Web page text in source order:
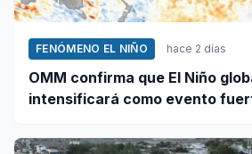
FENÓMENO EL NIÑO hace 2 días
OMM confirma que El Niño
intensificará como evento